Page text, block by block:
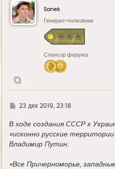
Sanek
Генерал-полковник
Спонсор форума
Г23 дек 2019, 23:18
В ходе создания СССР к
«исконно русские
Владимир Путин.
«Все Причерноморье,